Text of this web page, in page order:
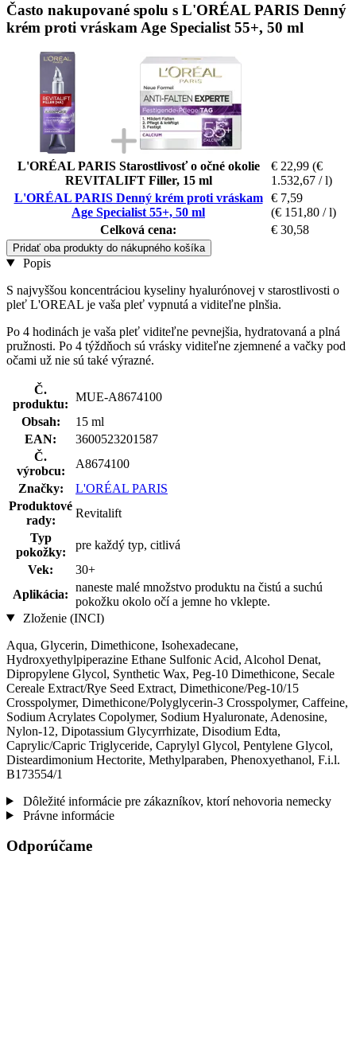
Často nakupované spolu s L'ORÉAL PARIS Denný
krém proti vráskam Age Specialist 55+, 50 ml
L'ORÉAL PARIS Starostlivosť o očné okolie
REVITALIFT Filler, 15 ml
€ 22,99 (€
1.532,67 / l)
L'ORÉAL PARIS Denný krém proti vráskam
Age Specialist 55+, 50 ml
€ 7,59
(€ 151,80 / l)
Celková cena:
€ 30,58
Pridať oba produkty do nákupného košíka
Popis
S najvyššou koncentráciou kyseliny hyalurónovej v starostlivosti o
pleť L'OREAL je vaša pleť vypnutá a viditeľne plnšia.
Po 4 hodinách je vaša pleť viditeľne pevnejšia, hydratovaná a plná
pružnosti. Po 4 týždňoch sú vrásky viditeľne zjemnené a vačky pod
očami už nie sú také výrazné.
Č.
produktu:
MUE-A8674100
Obsah:
15 ml
EAN:
3600523201587
Č.
výrobcu:
A8674100
Značky:
L'ORÉAL PARIS
Produktové
rady:
Revitalift
Typ
pokožky:
pre každý typ, citlivá
Vek:
30+
Aplikácia:
naneste malé množstvo produktu na čistú a suchú
pokožku okolo očí a jemne ho vklepte.
Zloženie (INCI)
Aqua, Glycerin, Dimethicone, Isohexadecane,
Hydroxyethylpiperazine Ethane Sulfonic Acid, Alcohol Denat,
Dipropylene Glycol, Synthetic Wax, Peg-10 Dimethicone, Secale
Cereale Extract/Rye Seed Extract, Dimethicone/Peg-10/15
Crosspolymer, Dimethicone/Polyglycerin-3 Crosspolymer, Caffeine,
Sodium Acrylates Copolymer, Sodium Hyaluronate, Adenosine,
Nylon-12, Dipotassium Glycyrrhizate, Disodium Edta,
Caprylic/Capric Triglyceride, Caprylyl Glycol, Pentylene Glycol,
Disteardimonium Hectorite, Methylparaben, Phenoxyethanol, F.i.l.
B173554/1
Dôležité informácie pre zákazníkov, ktorí nehovoria nemecky
Právne informácie
Odporúčame